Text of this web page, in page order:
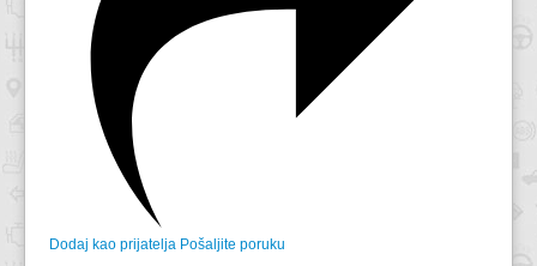
Dodaj kao prijatelja Pošaljite poruku